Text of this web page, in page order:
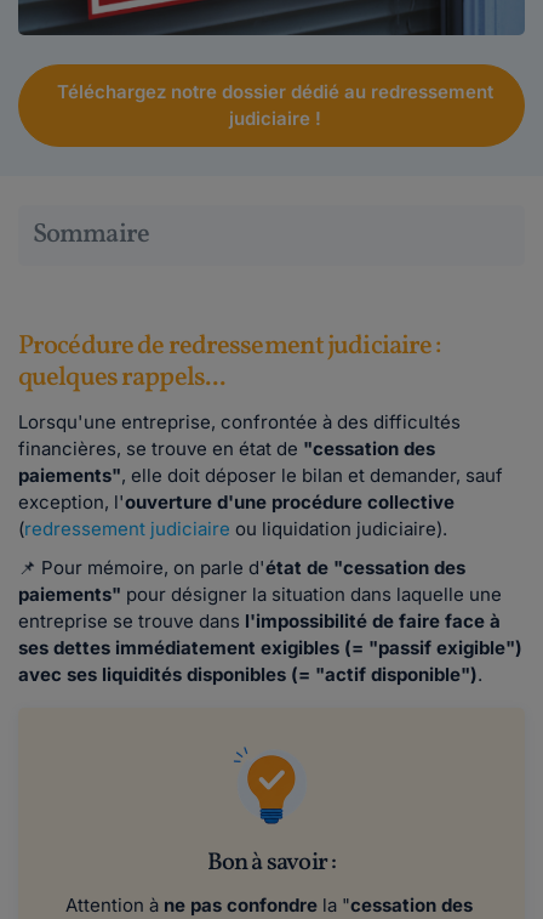
Téléchargez notre dossier dédié au redressement
judiciaire !
Sommaire
Procédure de redressement judiciaire :
quelques rappels...
Lorsqu'une entreprise, confrontée à des difficultés
financières, se trouve en état de "cessation des
paiements", elle doit déposer le bilan et demander, sauf
exception, l'ouverture d'une procédure collective
(redressement judiciaire ou liquidation judiciaire).
📌 Pour mémoire, on parle d'état de "cessation des
paiements" pour désigner la situation dans laquelle une
entreprise se trouve dans l'impossibilité de faire face à
ses dettes immédiatement exigibles (= "passif exigible")
avec ses liquidités disponibles (= "actif disponible").
Bon à savoir :
Attention à ne pas confondre la "cessation des